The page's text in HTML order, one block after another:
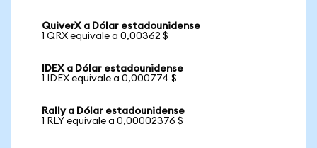
QuiverX a Dólar estadounidense
1 QRX equivale a 0,00362 $
IDEX a Dólar estadounidense
1 IDEX equivale a 0,000774 $
Rally a Dólar estadounidense
1 RLY equivale a 0,00002376 $